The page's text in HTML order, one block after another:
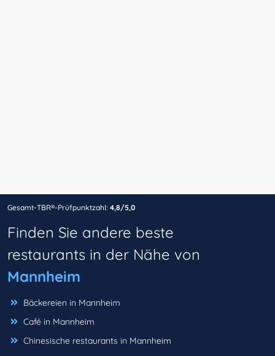
Gesamt-TBR®-Prüfpunktzahl: 4,8/5,0
Finden Sie andere beste
restaurants in der Nähe von
Mannheim
Bäckereien in Mannheim
Café in Mannheim
Chinesische restaurants in Mannheim